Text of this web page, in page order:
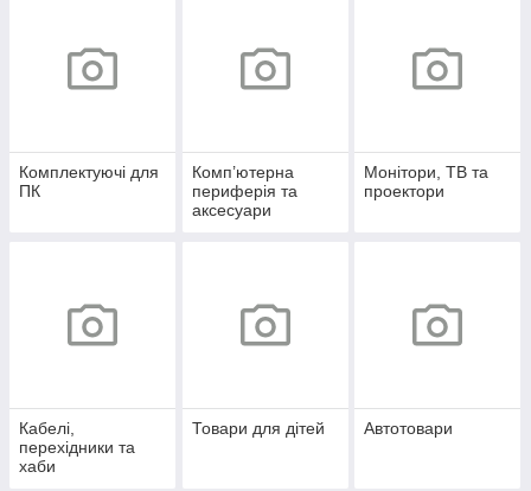
Комплектуючі для
ПК
Комп’ютерна
периферія та
аксесуари
Монітори, ТВ та
проектори
Кабелі,
перехідники та
хаби
Товари для дітей Автотовари